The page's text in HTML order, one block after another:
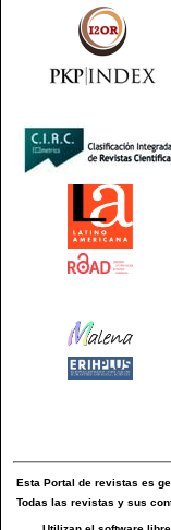
EstaPortal de revistas es
Todas las revistas y sus